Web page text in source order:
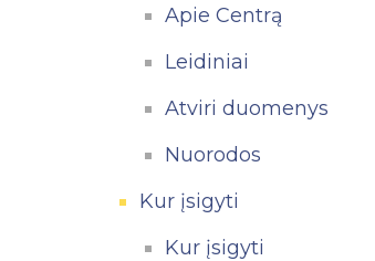
Apie Centrą
Leidiniai
Atviri duomenys
Nuorodos
Kur įsigyti
Kur įsigyti